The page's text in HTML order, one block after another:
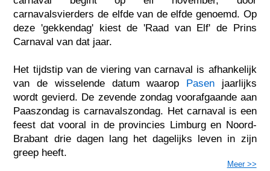
carnavalsvierders de elfde van de elfde genoemd. Op
deze 'gekkendag' kiest de 'Raad van Elf' de Prins
Carnaval van dat jaar.
Het tijdstip van de viering van carnaval is afhankelijk
van de wisselende datum waarop Pasenjaarlijks
wordt gevierd. De zevende zondag voorafgaande aan
Paaszondag is carnavalszondag. Het carnaval is een
feest dat vooral in de provincies Limburg en Noord-
Brabant drie dagen lang het dagelijks leven in zijn
greep heeft.
Meer >>